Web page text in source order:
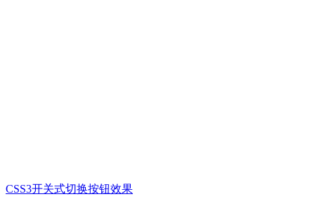
CSS3开关式切换按钮效果